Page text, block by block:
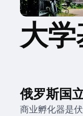
大
俄罗斯国
商业孵化器是